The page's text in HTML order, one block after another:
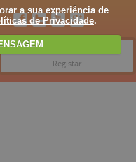
a sua experiência de
de Privacidade.
Registar